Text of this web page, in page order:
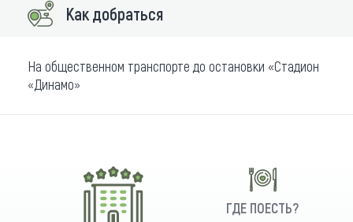
Как добраться
На общественном транспорте до остановки «Стадион
«Динамо»
ГДЕ ПОЕСТЬ?